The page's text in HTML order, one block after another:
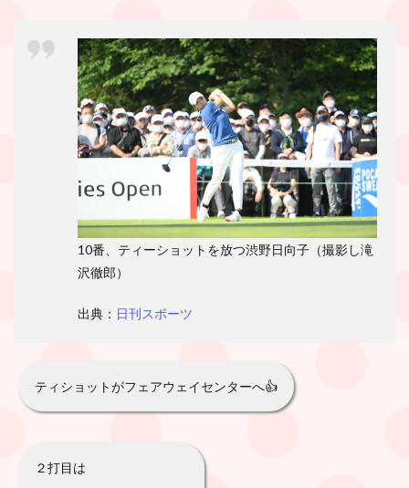
10番、ティーショットを放つ渋野日向子（撮影し滝
沢徹郎）
出典： 日刊スポーツ
ティショットがフェアウェイセンターへ👍
２打目は